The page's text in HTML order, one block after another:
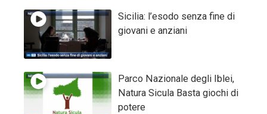
Sicilia: l’esodo senza fine di
giovani e anziani
Parco Nazionale degli Iblei,
Natura Sicula Basta giochi di
potere